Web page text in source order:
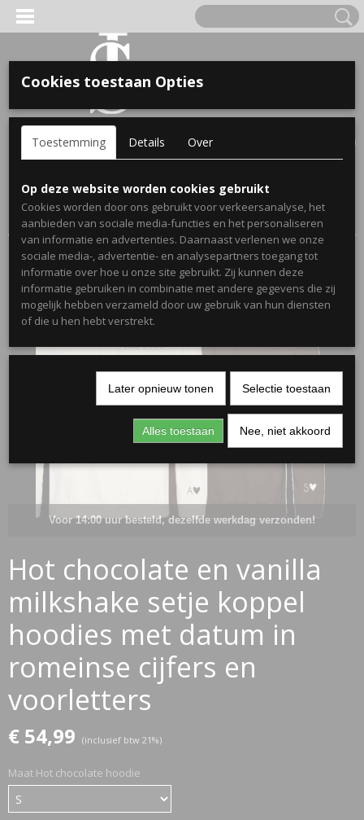
Inloggen Registreren
(0)
Home >Webshop>Hoodies koppels> Hot chocolate en vanilla
milkshake setje koppel hoodies met datum in romeinse cijfers
en voorletters
Voor 14:00 uur besteld, dezelfde werkdag verzonden!
Hot chocolate en vanilla
milkshake setje koppel
hoodies met datum in
romeinse cijfers en
voorletters
€ 54,99 (inclusief btw 21%)
Maat Hot chocolate hoodie
VOOR KINDEREN
OPA & OMA.
NAAM EN GEBOORTEJAAR
Cookies toestaan Opties
Toestemming Details Over
Op deze website worden cookies gebruikt
Cookies worden door ons gebruikt voor verkeersanalyse, het
aanbieden van sociale media-functies en het personaliseren
van informatie en advertenties. Daarnaast verlenen we onze
sociale media-, advertentie- en analysepartners toegang tot
informatie over hoe u onze site gebruikt. Zij kunnen deze
informatie gebruiken in combinatie met andere gegevens die zij
mogelijk hebben verzameld door uw gebruik van hun diensten
of die u hen hebt verstrekt.
Later opnieuw tonen Selectie toestaan
Alles toestaan Nee, niet akkoord